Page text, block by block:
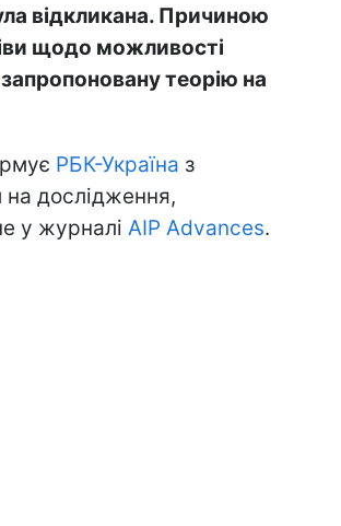
відкликана. Причиною
щодо можливості
теорію на
РБК-Україна з
дослідження,
у журналі AIP Advances.